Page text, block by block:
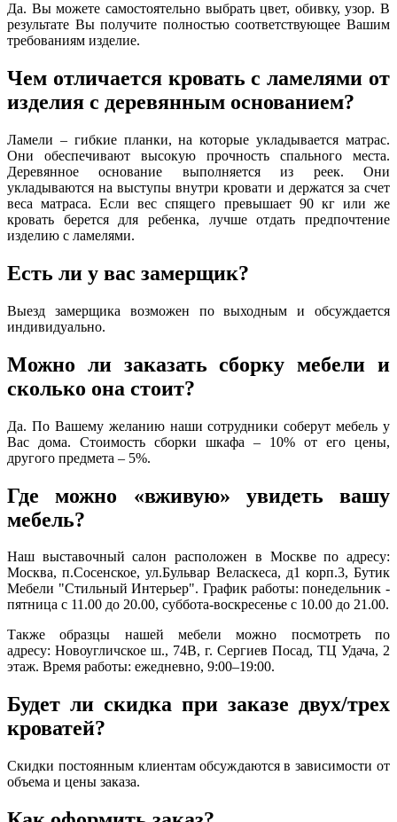
Да. Вы можете самостоятельно выбрать цвет, обивку, узор. В
результате Вы получите полностью соответствующее Вашим
требованиям изделие.
Чем отличается кровать с ламелями от
изделия с деревянным основанием?
Ламели – гибкие планки, на которые укладывается матрас.
Они обеспечивают высокую прочность спального места.
Деревянное основание выполняется из реек. Они
укладываются на выступы внутри кровати и держатся за счет
веса матраса. Если вес спящего превышает 90 кг или же
кровать берется для ребенка, лучше отдать предпочтение
изделию с ламелями.
Есть ли у вас замерщик?
Выезд замерщика возможен по выходным и обсуждается
индивидуально.
Можно ли заказать сборку мебели и
сколько она стоит?
Да. По Вашему желанию наши сотрудники соберут мебель у
Вас дома. Стоимость сборки шкафа – 10% от его цены,
другого предмета – 5%.
Где можно «вживую» увидеть вашу
мебель?
Наш выставочный салон расположен в Москве по адресу:
Москва, п.Сосенское, ул.Бульвар Веласкеса, д1 корп.3, Бутик
Мебели "Стильный Интерьер". График работы: понедельник -
пятница с 11.00 до 20.00, суббота-воскресенье с 10.00 до 21.00.
Также образцы нашей мебели можно посмотреть по
адресу: Новоугличское ш., 74В, г. Сергиев Посад, ТЦ Удача, 2
этаж. Время работы: ежедневно, 9:00–19:00.
Будет ли скидка при заказе двух/трех
кроватей?
Скидки постоянным клиентам обсуждаются в зависимости от
объема и цены заказа.